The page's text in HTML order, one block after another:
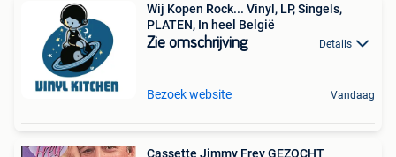
Wij Kopen Rock... Vinyl, LP, Singels,
PLATEN, In heel België
Zie omschrijving Details
Bezoek website Vandaag
Cassette Jimmy Frey GEZOCHT